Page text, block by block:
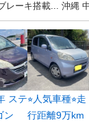
レーキ搭載... 沖縄
ステ
ン
⭐︎人気車種⭐︎走
行距離9万km